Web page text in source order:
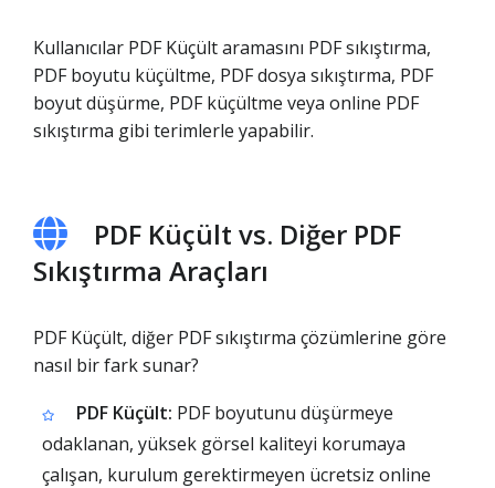
Kullanıcılar PDF Küçült aramasını PDF sıkıştırma,
PDF boyutu küçültme, PDF dosya sıkıştırma, PDF
boyut düşürme, PDF küçültme veya online PDF
sıkıştırma gibi terimlerle yapabilir.
PDF Küçült vs. Diğer PDF
Sıkıştırma Araçları
PDF Küçült, diğer PDF sıkıştırma çözümlerine göre
nasıl bir fark sunar?
PDF Küçült: PDF boyutunu düşürmeye
odaklanan, yüksek görsel kaliteyi korumaya
çalışan, kurulum gerektirmeyen ücretsiz online